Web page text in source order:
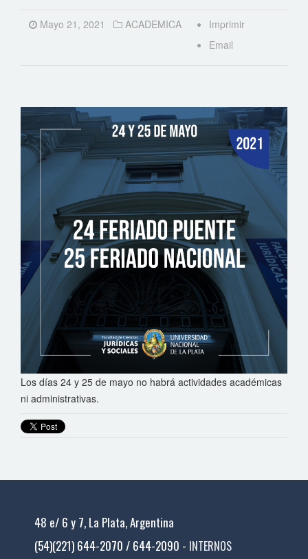
Mayo 21, 2021 ACADEMICA
Imprimir
Email
Los días 24 y 25 de mayo no habrá actividades académicas
ni administrativas.
48 e/ 6 y 7, La Plata, Argentina
(54)(221) 644-2070 / 644-2090 - INTERNOS